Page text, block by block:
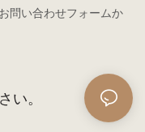
問い合わせフォームか
い。